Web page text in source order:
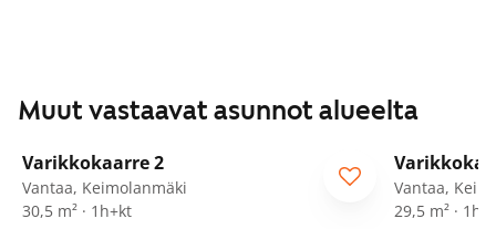
Muut vastaavat asunnot alueelta
Varikkokaarre 2
Vantaa, Keimolanmäki
30,5 m² · 1h+kt
Vantaa,
29,5 m² ·